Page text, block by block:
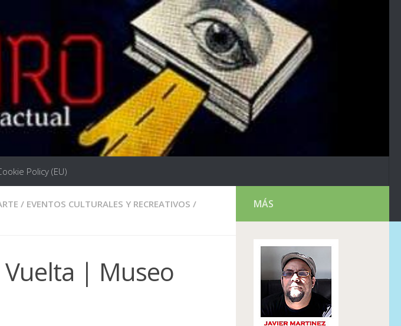
Policy (EU)
/ EVENTOS CULTURALES Y RECREATIVOS /
Vuelta | Museo
MÁS